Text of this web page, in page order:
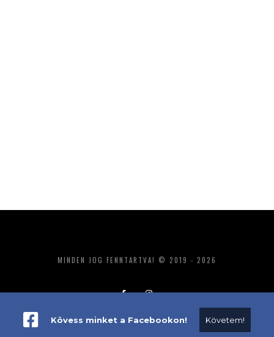
MINDEN JOG FENNTARTVA! © 2019 - 2026
ADATKEZELÉS IMPRESSZUM MÉDIAAJÁNLAT
Kövess minket a Facebookon! Követem!